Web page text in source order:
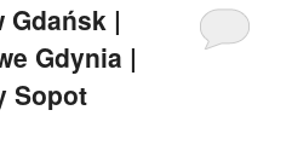
Gdańsk |
Gdynia |
Sopot